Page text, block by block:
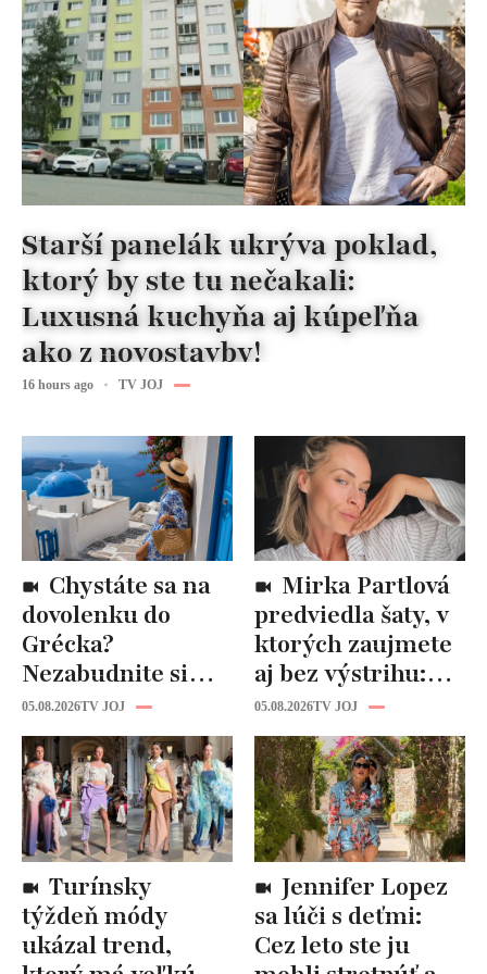
Starší panelák ukrýva poklad,
ktorý by ste tu nečakali:
Luxusná kuchyňa aj kúpeľňa
ako z novostavby!
16 hours ago TV JOJ
dovolenku do
Grécka?
Nezabudnite si
odtiaľ uloviť tieto
štýlové kúsky
05.08.2026TV JOJ
predviedla šaty, v
ktorých zaujmete
aj bez výstrihu:
Ich čaro je v tomto
detaile
05.08.2026TV JOJ
týždeň módy
ukázal trend,
sa lúči s deťmi:
Cez leto ste ju